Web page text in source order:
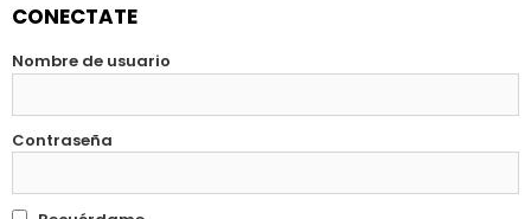
CONECTATE
Nombre de usuario
Contraseña